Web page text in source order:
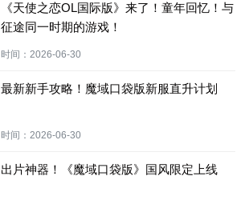
《天使之恋OL国际版》来了！童年回忆！与
征途同一时期的游戏！
时间： 2026-06-30
最新新手攻略！魔域口袋版新服直升计划
时间： 2026-06-30
出片神器！《魔域口袋版》国风限定上线